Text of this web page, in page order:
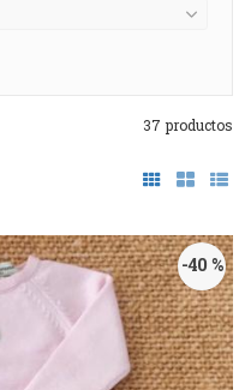
37 productos
-40 %